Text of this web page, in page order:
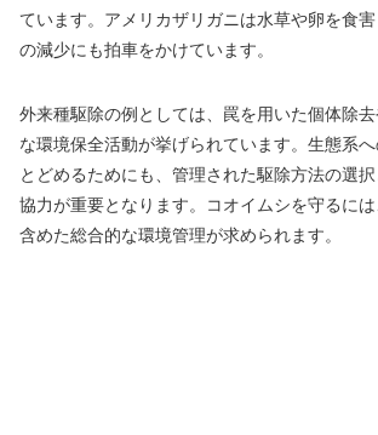
ています。アメリカザリガニは水草や卵を食
の減少にも拍車をかけています。
外来種駆除の例としては、罠を用いた個体除
な環境保全活動が挙げられています。生態系
とどめるためにも、管理された駆除方法の選
協力が重要となります。コオイムシを守るに
含めた総合的な環境管理が求められます。